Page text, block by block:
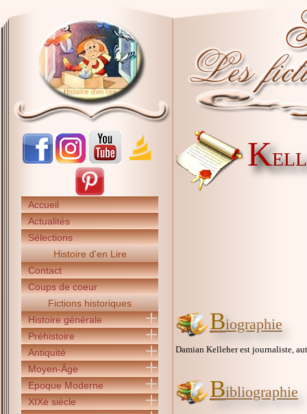
Accueil
Actualités
Sélections
Histoire d'en Lire
Contact
Coups de coeur
Fictions historiques
Histoire générale
Préhistoire
Antiquité
Moyen-Âge
Epoque Moderne
XIXè siècle
K
Biographie
Damian Kelleher est journaliste,
Bibliographie